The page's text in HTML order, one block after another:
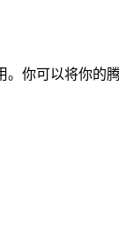
你可以将你的